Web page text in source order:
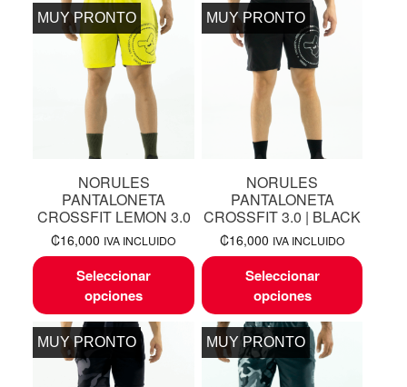
MUY PRONTO
NORULES
PANTALONETA
CROSSFIT LEMON 3.0
₡16,000 IVA INCLUIDO
Seleccionar
opciones
MUY PRONTO
NORULES
PANTALONETA
CROSSFIT 3.0 | BLACK
₡16,000 IVA INCLUIDO
Seleccionar
opciones
MUY PRONTO MUY PRONTO